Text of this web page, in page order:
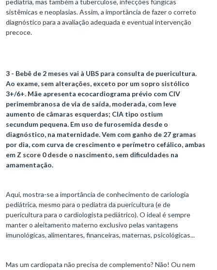
pediatria, mas também a tuberculose, infecções fúngicas
sistêmicas e neoplasias. Assim, a importância de fazer o correto
diagnóstico para a avaliação adequada e eventual intervenção
precoce.
3 - Bebê de 2 meses vai à UBS para consulta de puericultura.
Ao exame, sem alterações, exceto por um sopro sistólico
3+/6+. Mãe apresenta ecocardiograma prévio com CIV
perimembranosa de via de saída, moderada, com leve
aumento de câmaras esquerdas; CIA tipo ostium
secundum pequena. Em uso de furosemida desde o
diagnóstico, na maternidade. Vem com ganho de 27 gramas
por dia, com curva de crescimento e perímetro cefálico, ambas
em Z score 0 desde o nascimento, sem dificuldades na
amamentação.
Aqui, mostra-se a importância de conhecimento de cariologia
pediátrica, mesmo para o pediatra da puericultura (e de
puericultura para o cardiologista pediátrico). O ideal é sempre
manter o aleitamento materno exclusivo pelas vantagens
imunológicas, alimentares, financeiras, maternas, psicológicas...
Mas um cardiopata não precisa de complemento? Não! Ou nem